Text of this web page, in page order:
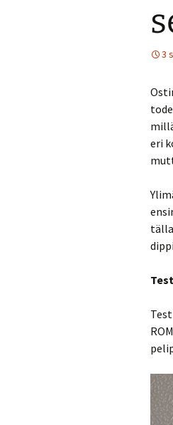
3
eri